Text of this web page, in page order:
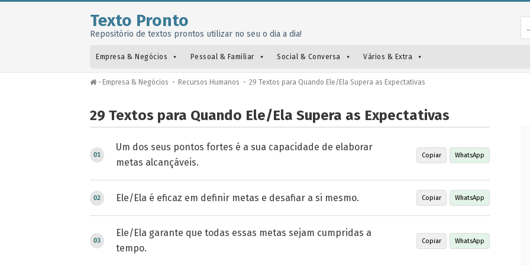
Texto Pronto
Repositório de textos prontos utilizar no seu o dia a dia!
Empresa & Negócios Pessoal & Familiar Social & Conversa Vários & Extra
• Empresa & Negócios • Recursos Humanos • 29 Textos para Quando Ele/Ela Supera as Expectativas
29 Textos para Quando Ele/Ela Supera as Expectativas
Um dos seus pontos fortes é a sua capacidade de elaborar
metas alcançáveis.
Copiar WhatsApp
Ele/Ela é eficaz em definir metas e desafiar a si mesmo. Copiar WhatsApp
Ele/Ela garante que todas essas metas sejam cumpridas a
tempo.
Copiar WhatsApp